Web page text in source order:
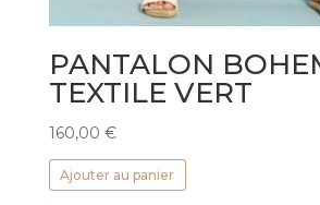
PANTALON
TEXTILE VERT
160,00 €
Ajouter au panier